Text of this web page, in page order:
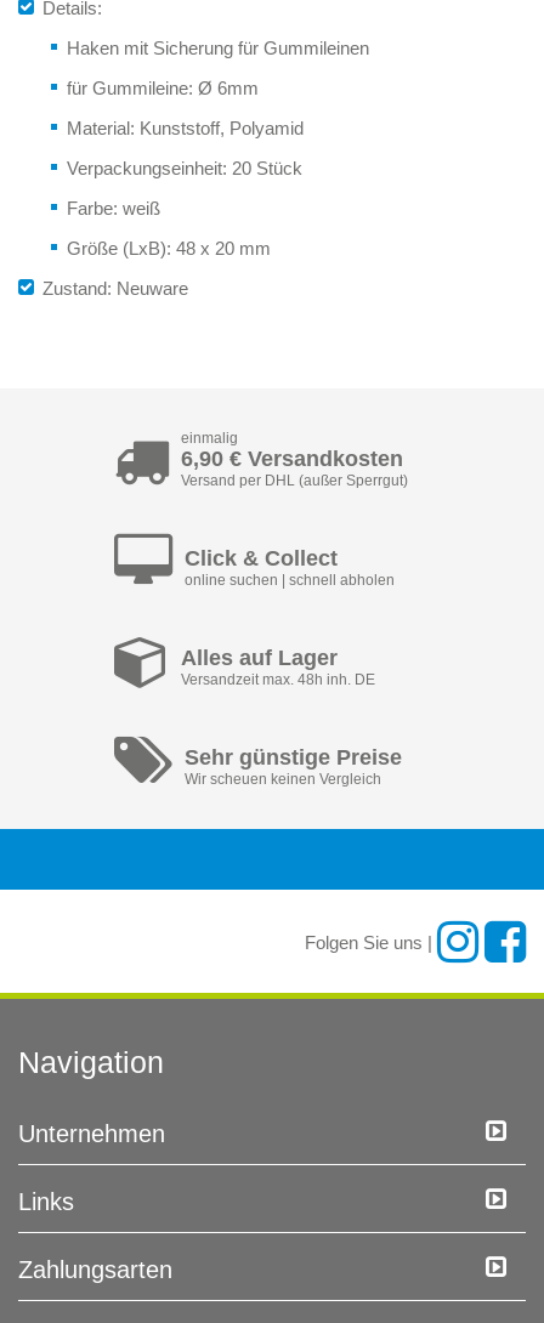
Details:
Haken mit Sicherung für Gummileinen
für Gummileine: Ø 6mm
Material: Kunststoff, Polyamid
Verpackungseinheit: 20 Stück
Farbe: weiß
Größe (LxB): 48 x 20 mm
Zustand: Neuware
einmalig
6,90 € Versandkosten
Versand per DHL (außer Sperrgut)
Click & Collect
online suchen | schnell abholen
Alles auf Lager
Versandzeit max. 48h inh. DE
Sehr günstige Preise
Wir scheuen keinen Vergleich
Folgen Sie uns |
Navigation
Unternehmen
Links
Zahlungsarten